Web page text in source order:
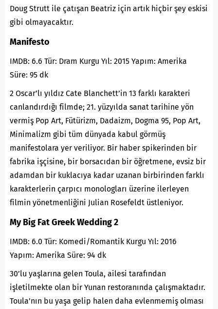
Doug Strutt ile çatışan Beatriz için artık hiçbir şey eskisi
gibi olmayacaktır.
Manifesto
IMDB: 6.6 Tür: Dram Kurgu Yıl: 2015 Yapım: Amerika
Süre: 95 dk
2 Oscar’lı yıldız Cate Blanchett’in 13 farklı karakteri
canlandırdığı filmde; 21. yüzyılda sanat tarihine yön
vermiş Pop Art, Fütürizm, Dadaizm, Dogma 95, Pop Art,
Minimalizm gibi tüm dünyada kabul görmüş
manifestolara yer veriliyor. Bir haber spikerinden bir
fabrika işçisine, bir borsacıdan bir öğretmene, evsiz bir
adamdan bir kuklacıya kadar uzanan birbirinden farklı
karakterlerin çarpıcı monologları üzerine ilerleyen
filmin yönetmenliğini Julian Rosefeldt üstleniyor.
My Big Fat Greek Wedding 2
IMDB: 6.0 Tür: Komedi/Romantik Kurgu Yıl: 2016
Yapım: Amerika Süre: 94 dk
30’lu yaşlarına gelen Toula, ailesi tarafından
işletilmekte olan bir Yunan restoranında çalışmaktadır.
Toula’nın bu yaşa gelip halen daha evlenmemiş olması